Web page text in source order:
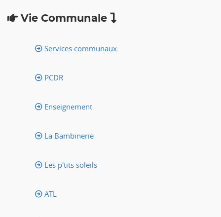
Vie Communale
Services communaux
PCDR
Enseignement
La Bambinerie
Les p'tits soleils
ATL